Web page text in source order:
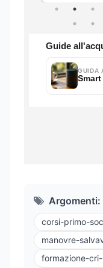
Argomenti:
corsi-primo-
manovre-
formazione-